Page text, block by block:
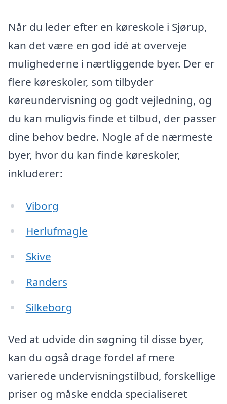
Når du leder efter en køreskole i Sjørup,
kan det være en god idé at overveje
mulighederne i nærtliggende byer. Der er
flere køreskoler, som tilbyder
køreundervisning og godt vejledning, og
du kan muligvis finde et tilbud, der passer
dine behov bedre. Nogle af de nærmeste
byer, hvor du kan finde køreskoler,
inkluderer:
Viborg
Herlufmagle
Skive
Randers
Silkeborg
Ved at udvide din søgning til disse byer,
kan du også drage fordel af mere
varierede undervisningstilbud, forskellige
priser og måske endda specialiseret